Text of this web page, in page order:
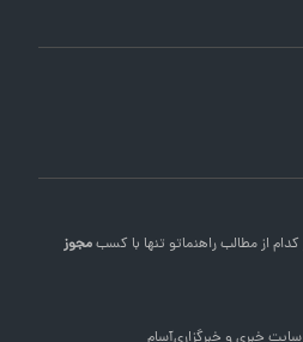
راهنماتو تنها با کسبمجوز